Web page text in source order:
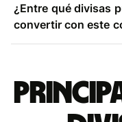
¿Entre qué divisas
convertir con este